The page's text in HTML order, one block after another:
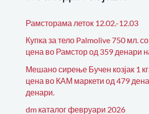
Рамсторама леток 12.02.-12.03
Купка за тело Palmolive 750 мл.
цена во Рамстор од 359 денари
Мешано сирење Бучен козјак 1
цена во КАМ маркети од 479
денари.
dm каталог февруари 2026